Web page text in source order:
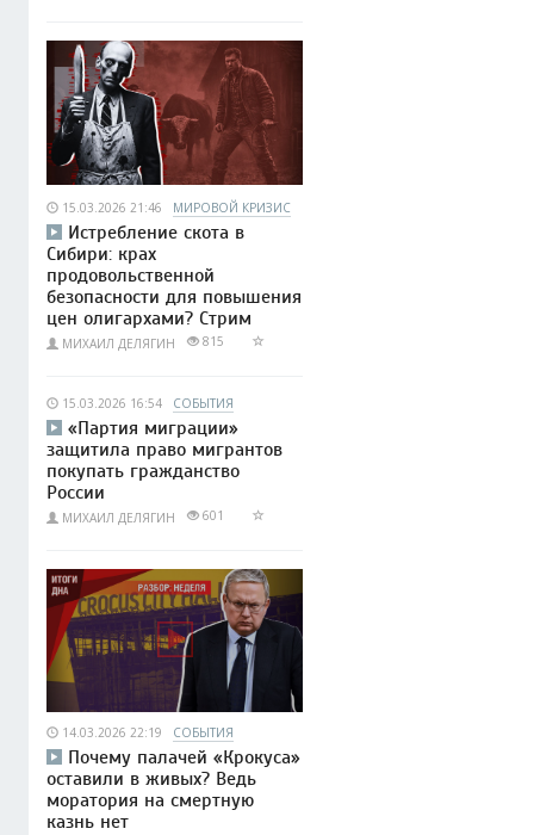
15.03.2026 21:46 МИРОВОЙ КРИЗИС
Истребление скота в
Сибири: крах
продовольственной
безопасности для повышения
цен олигархами? Стрим
МИХАИЛ ДЕЛЯГИН 815
15.03.2026 16:54 СОБЫТИЯ
«Партия миграции»
защитила право мигрантов
покупать гражданство
России
МИХАИЛ ДЕЛЯГИН 601
14.03.2026 22:19 СОБЫТИЯ
Почему палачей «Крокуса»
оставили в живых? Ведь
моратория на смертную
казнь нет